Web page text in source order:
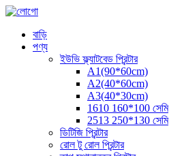
বাড়ি
পণ্য
ইউভি ফ্ল্যাটবেড প্রিন্টার
A1(90*60cm)
A2(40*60cm)
A3(40*30cm)
1610 160*100 সেমি
2513 250*130 সেমি
ডিটিজি প্রিন্টার
রোল টু রোল প্রিন্টার